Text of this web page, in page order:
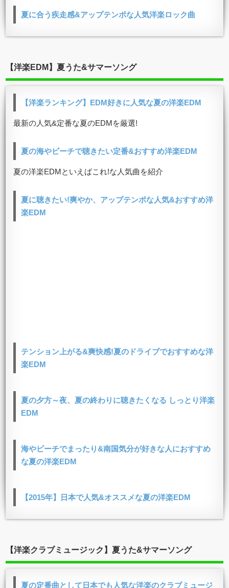
夏に合う疾走感&アップテンポな人気洋楽ロック曲
【洋楽EDM】夏うた&サマーソング
【洋楽ランキング】EDM好きに人気な夏の洋楽EDM
最新の人気&定番な夏のEDMを厳選!
夏の海やビーチで聴きたい定番&おすすめ洋楽EDM
夏の洋楽EDMといえばこれ!な人気曲を紹介
夏に聴きたい!爽やか、アップテンポな人気&おすすめ洋
楽EDM
テンション上がる&爽快感!夏のドライブでおすすめな洋
楽EDM
夏の夕方～夜、夏の終わりに聴きたくなる しっとり洋楽
EDM
海やビーチでまったり&南国気分が好きな人におすすめ
な夏の洋楽EDM
【2015年】日本で人気&オススメな夏の洋楽EDM
【洋楽クラブミュージック】夏うた&サマーソング
夏の定番曲として日本でも人気な洋楽のクラブミュージ